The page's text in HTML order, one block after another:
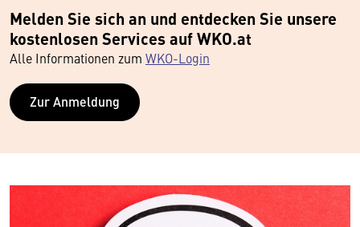
Melden Sie sich an und entdecken Sie unsere
kostenlosen Services auf WKO.at
Alle Informationen zum WKO-Login
Zur Anmeldung